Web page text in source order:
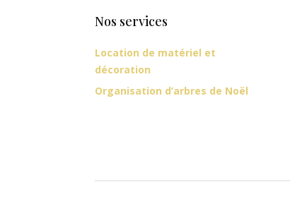
Nos services
Location de matériel et
décoration
Organisation d’arbres de Noël